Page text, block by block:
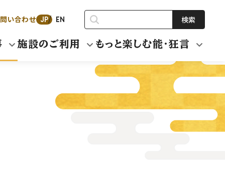
い合わせ JP EN 検索
施設のご利用 もっと楽しむ能・狂言